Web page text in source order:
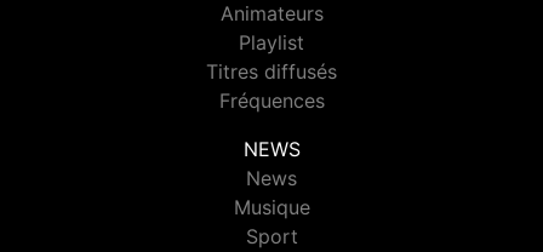
Animateurs
Playlist
Titres diffusés
Fréquences
NEWS
News
Musique
Sport